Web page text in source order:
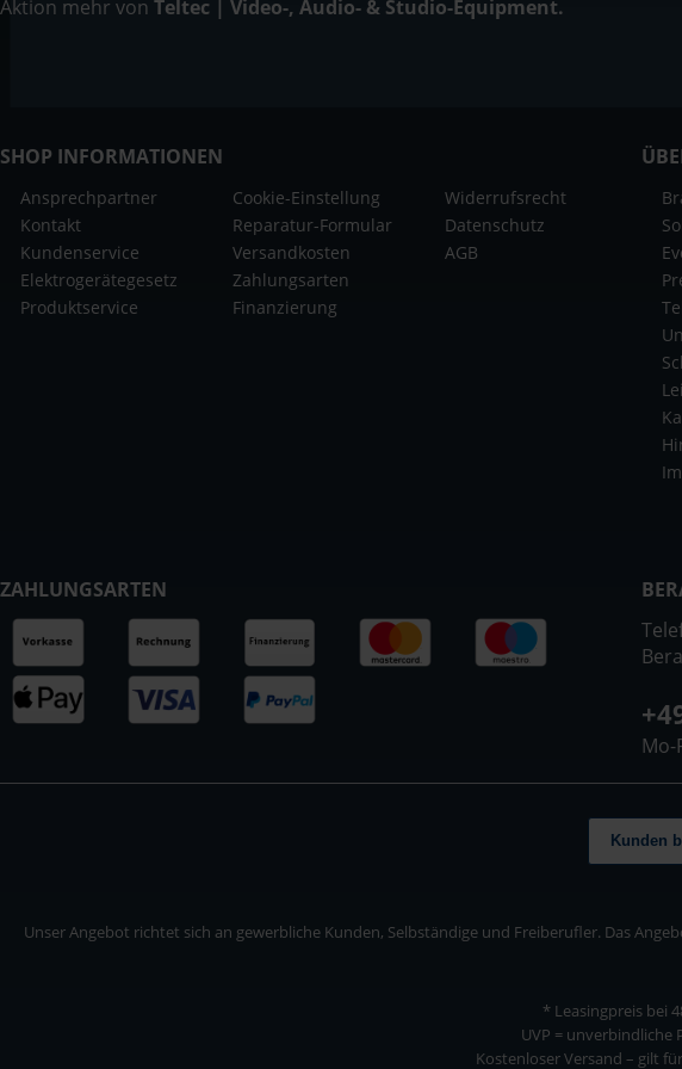
Aktion mehr von Teltec | Video-, Audio- & Studio-Equipment.
SHOP INFORMATIONEN
Ansprechpartner
Kontakt
Kundenservice
Elektrogerätegesetz
Produktservice
Cookie-Einstellung
Reparatur-Formular
Versandkosten
Zahlungsarten
Finanzierung
Widerrufsrecht
Datenschutz
AGB
ZAHLUNGSARTEN
Mo-
Kunden
Unser Angebot richtet sich an gewerbliche Kunden, Selbständige und Freiberufler. Das
* Leasingpreis bei
UVP = unverbindliche
Kostenloser Versand – gilt